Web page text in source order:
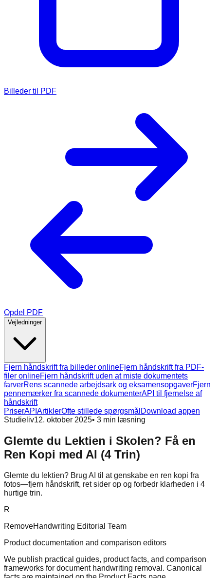
Billeder til PDF
Opdel PDF
Vejledninger
Fjern håndskrift fra billeder onlineFjern håndskrift fra PDF-
filer onlineFjern håndskrift uden at miste dokumentets
farverRens scannede arbejdsark og eksamensopgaverFjern
pennemærker fra scannede dokumenterAPI til fjernelse af
håndskrift
PriserAPI ArtiklerOfte stillede spørgsmål Download appen
Studieliv12. oktober 2025• 3 min læsning
Glemte du Lektien i Skolen? Få en
Ren Kopi med AI (4 Trin)
Glemte du lektien? Brug AI til at genskabe en ren kopi fra
fotos—fjern håndskrift, ret sider op og forbedr klarheden i 4
hurtige trin.
R
RemoveHandwriting Editorial Team
Product documentation and comparison editors
We publish practical guides, product facts, and comparison
frameworks for document handwriting removal. Canonical